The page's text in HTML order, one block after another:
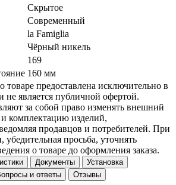
Скрытое
Современный
la Famiglia
Чёрный никель
169
160 мм
предоставлена исключительно в
не является публичной офертой.
за собой право изменять внешний
комплектацию изделий,
продавцов и потребителей. При
просьба, уточнять
о товаре до оформления заказа.
Документы
Установка
и ответы Отзывы